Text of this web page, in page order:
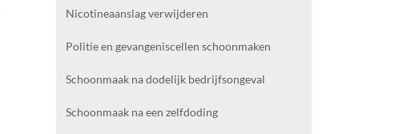
Nicotineaanslag verwijderen
Politie en gevangeniscellen schoonmaken
Schoonmaak na dodelijk bedrijfsongeval
Schoonmaak na een zelfdoding